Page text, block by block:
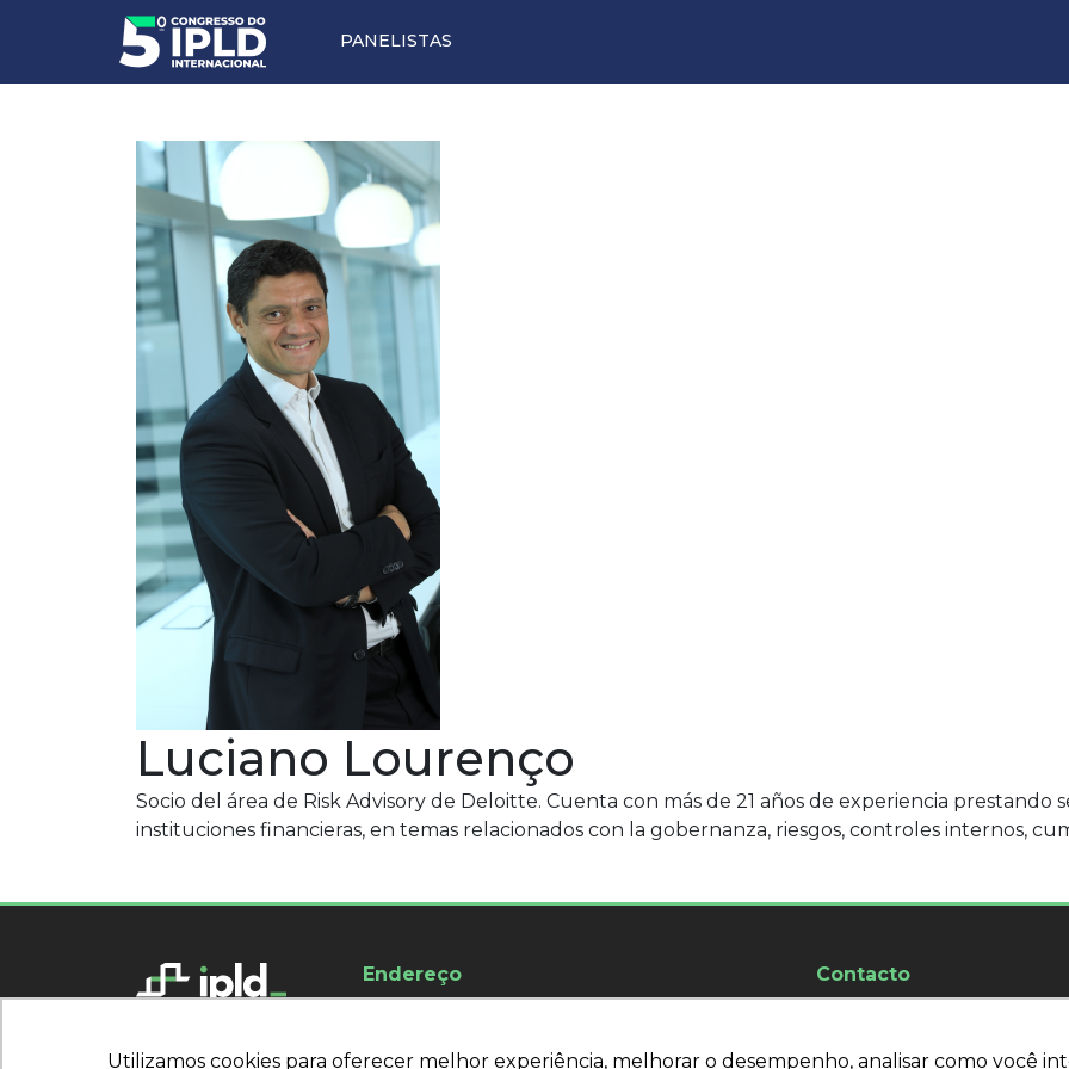
Utilizamos cookies para oferecer melhor experiência, melhorar o desempenho, analisar como você
Utilizamos cookies para oferecer melhor experiência, melhorar o desempenho, analisar como você
PANELISTAS
Luciano Lourenço
Socio del área de Risk Advisory de Deloitte. Cuenta con más de 21 años de experiencia prestando
instituciones financieras, en temas relacionados con la gobernanza, riesgos, controles internos,
Endereço
São Paulo - SP | Código postal: 04307-000
Contacto
E-mail: